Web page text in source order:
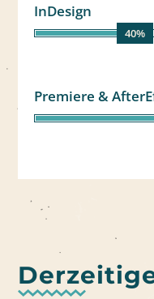
InDesign
40%
Premiere &